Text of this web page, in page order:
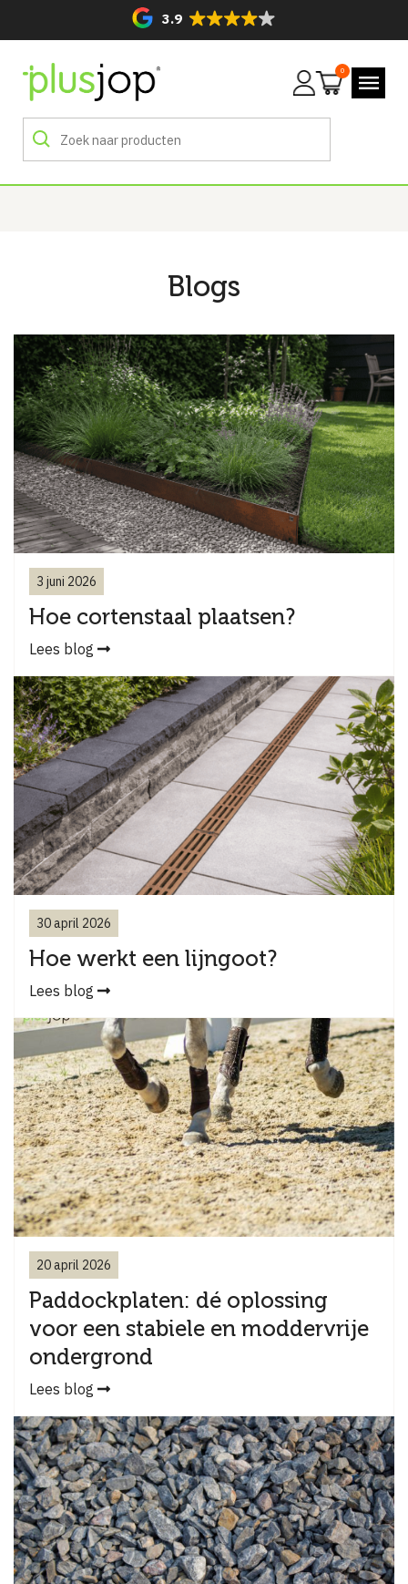
3.9
Mijn
0
Blogs
3 juni 2026
Hoe cortenstaal plaatsen?
Lees blog
30 april 2026
Hoe werkt een lijngoot?
Lees blog
20 april 2026
Paddockplaten: dé oplossing
voor een stabiele en moddervrije
ondergrond
Lees blog